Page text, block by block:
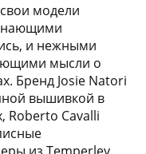
модели
и нежными
мысли о
Бренд Josie Natori
вышивкой в
Roberto Cavalli